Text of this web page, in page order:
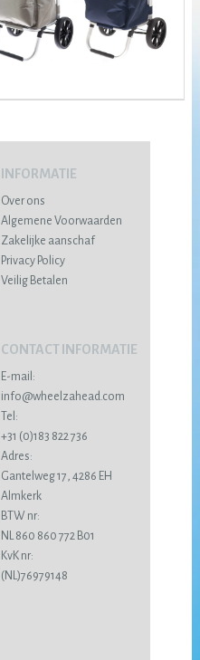
INFORMATIE
Over ons
Algemene Voorwaarden
Zakelijke aanschaf
Privacy Policy
Veilig Betalen
CONTACT INFORMATIE
E-mail:
info@wheelzahead.com
Tel:
+31 (0)183 822 736
Adres:
Gantelweg 17, 4286 EH
Almkerk
BTW nr:
NL 860 860 772 B01
KvK nr:
(NL)76979148